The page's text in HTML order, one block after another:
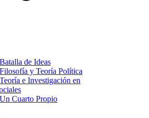
de Ideas
y Teoría Política
e Investigación en
Cuarto Propio